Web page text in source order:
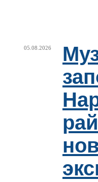
05.08.2026